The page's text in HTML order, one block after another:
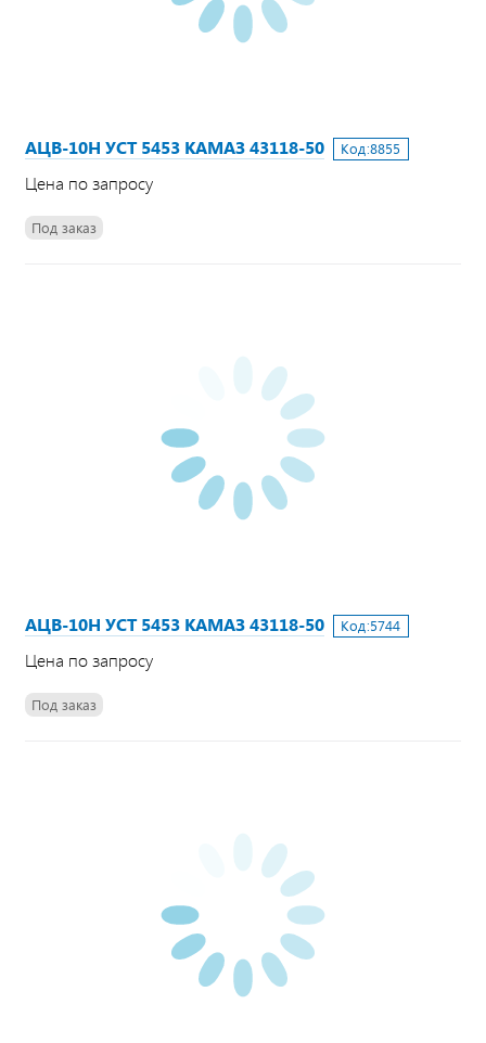
АЦВ-10Н УСТ 5453 КАМАЗ 43118-50 Код:8855
Цена по запросу
Под заказ
АЦВ-10Н УСТ 5453 КАМАЗ 43118-50 Код:5744
Цена по запросу
Под заказ